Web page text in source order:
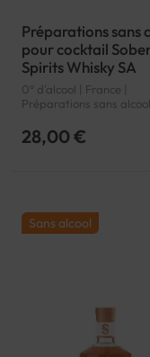
Préparations sans
pour cocktail
Spirits Whisky SA
0° d'alcool | France |
Préparations sans
28,00 €
Sans alcool